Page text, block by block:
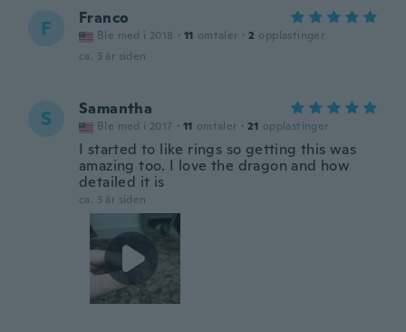
F Franco
Ble med i 2018 · 11 omtaler · 2 opplastinger
ca. 3 år siden
S Samantha
Ble med i 2017 · 11 omtaler · 21 opplastinger
I started to like rings so getting this was
amazing too. I love the dragon and how
detailed it is
ca. 3 år siden